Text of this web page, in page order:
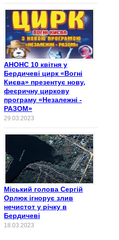
АНОНС 10 квітня у
Бердичеві цирк «Вогні
Києва» презентує нову,
феєричну циркову
програму «Незалежні -
РАЗОМ»
29.03.2023
Міський голова Сергій
Орлюк ігнорує злив
нечистот у річку в
Бердичеві
18.03.2023